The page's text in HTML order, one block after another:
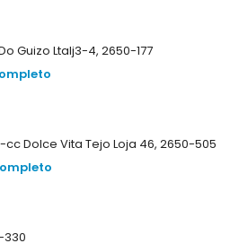
Guizo Ltalj3-4, 2650-177
Dolce Vita Tejo Loja 46, 2650-505
330